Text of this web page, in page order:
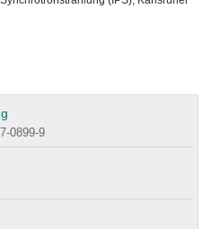
0899-9